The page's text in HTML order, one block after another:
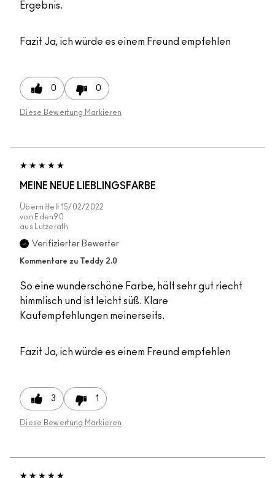
Ergebnis.
Fazit Ja, ich würde es einem Freund empfehlen
0 0
Diese Bewertung Markieren
MEINE NEUE LIEBLINGSFARBE
Übermittelt 15/02/2022
von Eden90
aus
Lutzerath
Verifizierter Bewerter
Kommentare zu Teddy 2.0
So eine wunderschöne Farbe, hält sehr gut riecht
himmlisch und ist leicht süß. Klare
Kaufempfehlungen meinerseits.
Fazit Ja, ich würde es einem Freund empfehlen
3 1
Diese Bewertung Markieren